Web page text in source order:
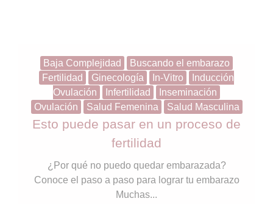
Baja Complejidad
Buscando el embarazo
Fertilidad
Ginecología In-Vitro
Inducción
Ovulación
Infertilidad
Inseminación
Ovulación
Salud Femenina Salud Masculina
Esto puede pasar en un proceso de
fertilidad
¿Por qué no puedo quedar embarazada?
Conoce el paso a paso para lograr tu embarazo
Muchas...